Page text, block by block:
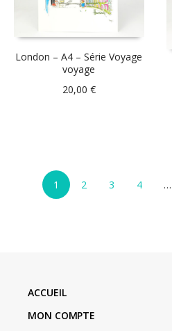
London – A4 – Série Voyage
voyage
20,00 €
1 2 3 4 …
ACCUEIL
MON COMPTE